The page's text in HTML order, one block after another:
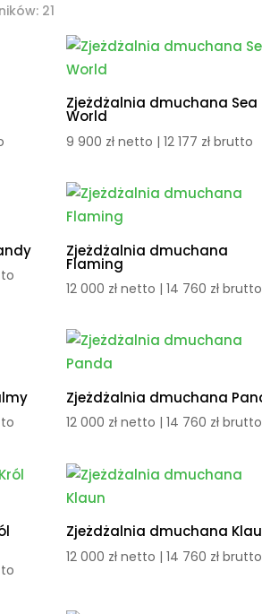
21
według
ceny:
od
wysokiej
do
niskiej
Zjeżdżalnia dmuchana Sea
World
9 900 zł netto |12 177 zł brutto
Zjeżdżalnia dmuchana
Flaming
12 000 zł netto |14 760 zł brutto
Zjeżdżalnia dmuchana
12 000 zł netto |14 760 zł brutto
Zjeżdżalnia dmuchana
12 000 zł netto |14 760 zł brutto